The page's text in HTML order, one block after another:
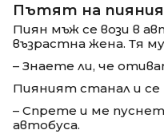
Пътят на пияния
Пиян мъж се вози в
възрастна жена. Тя му
– Знаете ли, че
Пияният станал и се
– Спрете и ме
автобуса.